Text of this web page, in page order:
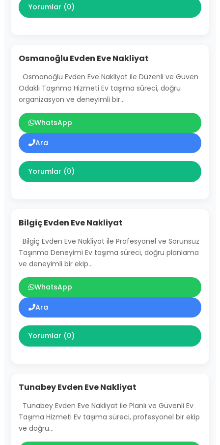
Yorumlar (0)
Osmanoğlu Evden Eve Nakliyat
Osmanoğlu Evden Eve Nakliyat ile Düzenli ve Güven
Odaklı Taşınma Hizmeti Ev taşıma süreci, doğru
organizasyon ve deneyimli bir…
WhatsApp
Ara
Yorumlar (0)
Bilgiç Evden Eve Nakliyat
Bilgiç Evden Eve Nakliyat ile Profesyonel ve Sorunsuz
Taşınma Deneyimi Ev taşıma süreci, doğru planlama
ve deneyimli bir ekip…
WhatsApp
Ara
Yorumlar (0)
Tunabey Evden Eve Nakliyat
Tunabey Evden Eve Nakliyat ile Planlı ve Güvenli Ev
Taşıma Hizmeti Ev taşıma süreci, profesyonel bir ekip
ve doğru…